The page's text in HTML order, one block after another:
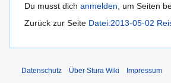
Zur
Navigation
Zur
Suche
Du musst dich anmelden, um Seiten
Zurück zur Seite Datei:2013-05-02
Datenschutz Über Stura Wiki Impressum